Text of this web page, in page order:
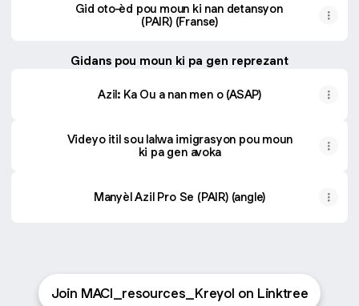
Gid oto-èd pou moun ki nan detansyon
(PAIR) (Franse)
Gidans pou moun ki pa gen reprezant
Azil: Ka Ou a nan men o (ASAP)
Videyo itil sou lalwa imigrasyon pou moun
ki pa gen avoka
Manyèl Azil Pro Se (PAIR) (angle)
Join MACI_resources_Kreyol on Linktree